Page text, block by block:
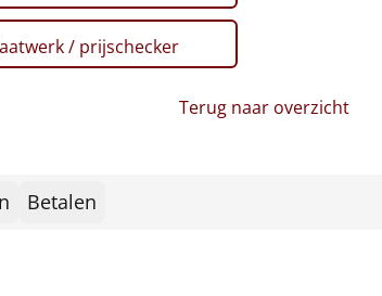
/ prijschecker
Terug naar overzicht
Betalen